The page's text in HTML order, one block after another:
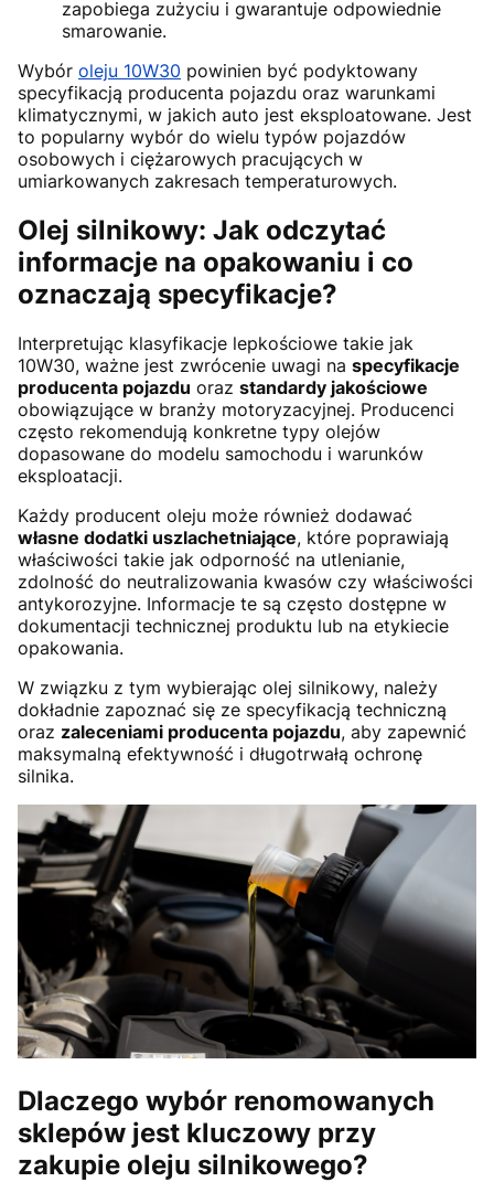
zapobiega zużyciu i gwarantuje odpowiednie
smarowanie.
Wybór oleju 10W30 powinien być podyktowany
specyfikacją producenta pojazdu oraz warunkami
klimatycznymi, w jakich auto jest eksploatowane. Jest
to popularny wybór do wielu typów pojazdów
osobowych i ciężarowych pracujących w
umiarkowanych zakresach temperaturowych.
Olej silnikowy: Jak odczytać
informacje na opakowaniu i co
oznaczają specyfikacje?
Interpretując klasyfikacje lepkościowe takie jak
10W30, ważne jest zwrócenie uwagi na specyfikacje
producenta pojazdu oraz standardy jakościowe
obowiązujące w branży motoryzacyjnej. Producenci
często rekomendują konkretne typy olejów
dopasowane do modelu samochodu i warunków
eksploatacji.
Każdy producent oleju może również dodawać
własne dodatki uszlachetniające, które poprawiają
właściwości takie jak odporność na utlenianie,
zdolność do neutralizowania kwasów czy właściwości
antykorozyjne. Informacje te są często dostępne w
dokumentacji technicznej produktu lub na etykiecie
opakowania.
W związku z tym wybierając olej silnikowy, należy
dokładnie zapoznać się ze specyfikacją techniczną
oraz zaleceniami producenta pojazdu, aby zapewnić
maksymalną efektywność i długotrwałą ochronę
silnika.
Dlaczego wybór renomowanych
sklepów jest kluczowy przy
zakupie oleju silnikowego?